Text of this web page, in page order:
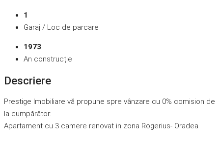
1
Garaj / Loc de parcare
1973
An construcție
Descriere
Prestige Imobiliare vă propune spre vânzare cu 0% comision de
la cumpărător:
Apartament cu 3 camere renovat in zona Rogerius- Oradea